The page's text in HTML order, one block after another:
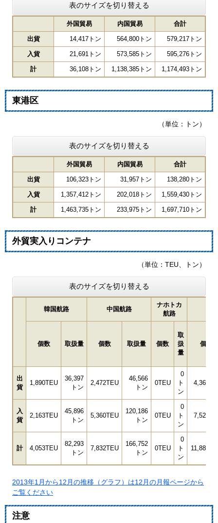
表のサイズを切り替える
外国貿易 内国貿易 合計
出貨 14,417トン 564,800トン 579,217トン
入貨 21,691トン 573,585トン 595,276トン
計 36,108トン 1,138,385トン 1,174,493トン
東港区
（単位：トン）
表のサイズを切り替える
外国貿易 内国貿易 合計
出貨 106,323トン 31,957トン 138,280トン
入貨 1,357,412トン 202,018トン 1,559,430トン
計 1,463,735トン 233,975トン 1,697,710トン
外貿実入りコンテナ
（単位：TEU、トン）
表のサイズを切り替える
韓国航路 中国航路
ナホトカ
航路
個数 取扱量 個数 取扱量 個数
取
扱
量
個数
出
貨
1,890TEU
36,397
トン
2,472TEU
46,566
トン
0TEU
0
ト
ン
入
貨
2,163TEU
45,896
トン
5,360TEU
120,186
トン
0TEU
0
ト
ン
計 4,053TEU
82,293
トン
7,832TEU
166,752
トン
0TEU
0
ト
ン
2013年1月から12月の推移（グラフ）は12月の月報ページから
ご覧ください
注意